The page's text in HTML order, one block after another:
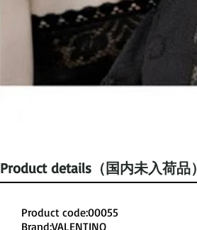
Product details（国内未入荷品）
Product code:00055
Brand:VALENTINO